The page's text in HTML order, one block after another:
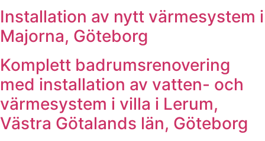
Installation av nytt värmesystem i
Majorna, Göteborg
Komplett badrumsrenovering
med installation av vatten- och
värmesystem i villa i Lerum,
Västra Götalands län, Göteborg